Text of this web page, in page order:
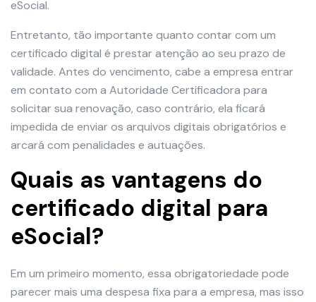
eSocial.
Entretanto, tão importante quanto contar com um
certificado digital é prestar atenção ao seu prazo de
validade. Antes do vencimento, cabe a empresa entrar
em contato com a Autoridade Certificadora para
solicitar sua renovação, caso contrário, ela ficará
impedida de enviar os arquivos digitais obrigatórios e
arcará com penalidades e autuações.
Quais as vantagens do
certificado digital para
eSocial?
Em um primeiro momento, essa obrigatoriedade pode
parecer mais uma despesa fixa para a empresa, mas isso